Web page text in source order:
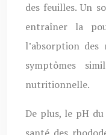
des feuilles. Un
entraîner la
l’absorption
symptômes
nutritionnelle.
De plus, le pH